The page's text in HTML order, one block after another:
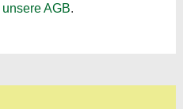
unsere AGB.